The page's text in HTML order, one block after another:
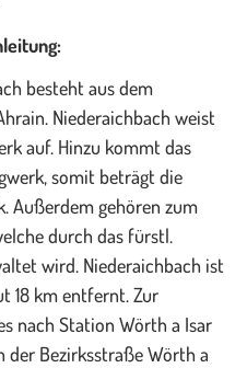
besteht aus dem
Niederaichbach weist
auf. Hinzu kommt das
somit beträgt die
Außerdem gehören zum
durch das fürstl.
wird. Niederaichbach ist
18 km entfernt. Zur
nach Station Wörth a Isar
der Bezirksstraße Wörth a